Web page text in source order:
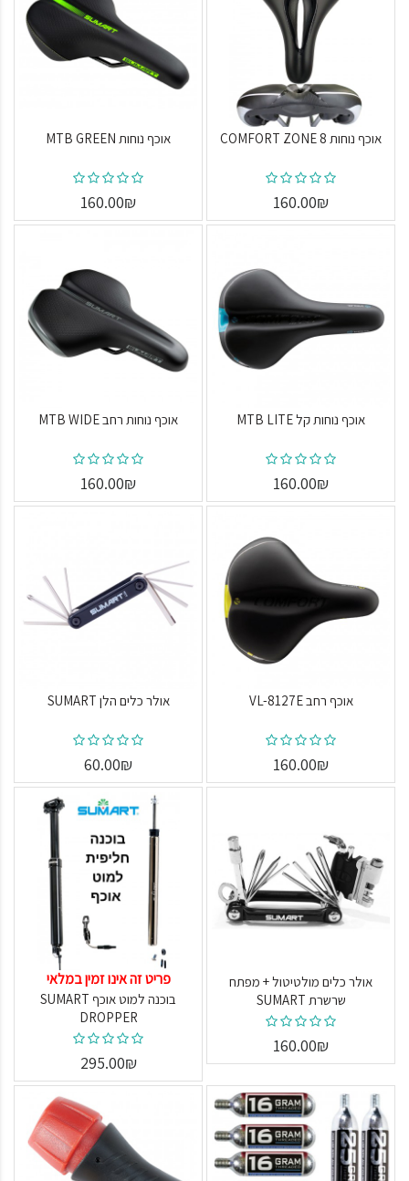
אוכף נוחות COMFORT ZONE 8
160.00₪
אוכף נוחות MTB GREEN
160.00₪
אוכף נוחות קל MTB LITE
160.00₪
אוכף נוחות רחב MTB WIDE
160.00₪
אוכף רחב VL-8127E
160.00₪
אולר כלים הלן SUMART
60.00₪
אולר כלים מולטיטול + מפתח
שרשרת SUMART
160.00₪
פריט זה אינו זמין במלאי
בוכנה למוט אוכף SUMART
DROPPER
295.00₪